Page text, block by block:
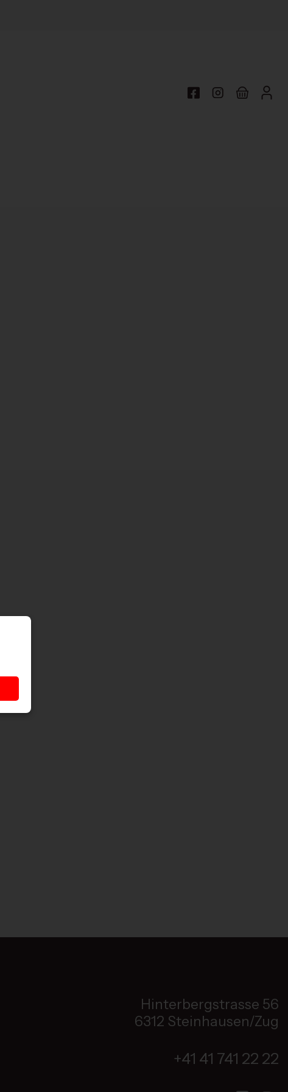
Hinterbergstrasse 56
6312 Steinhausen/Zug
+41 41 741 22 22